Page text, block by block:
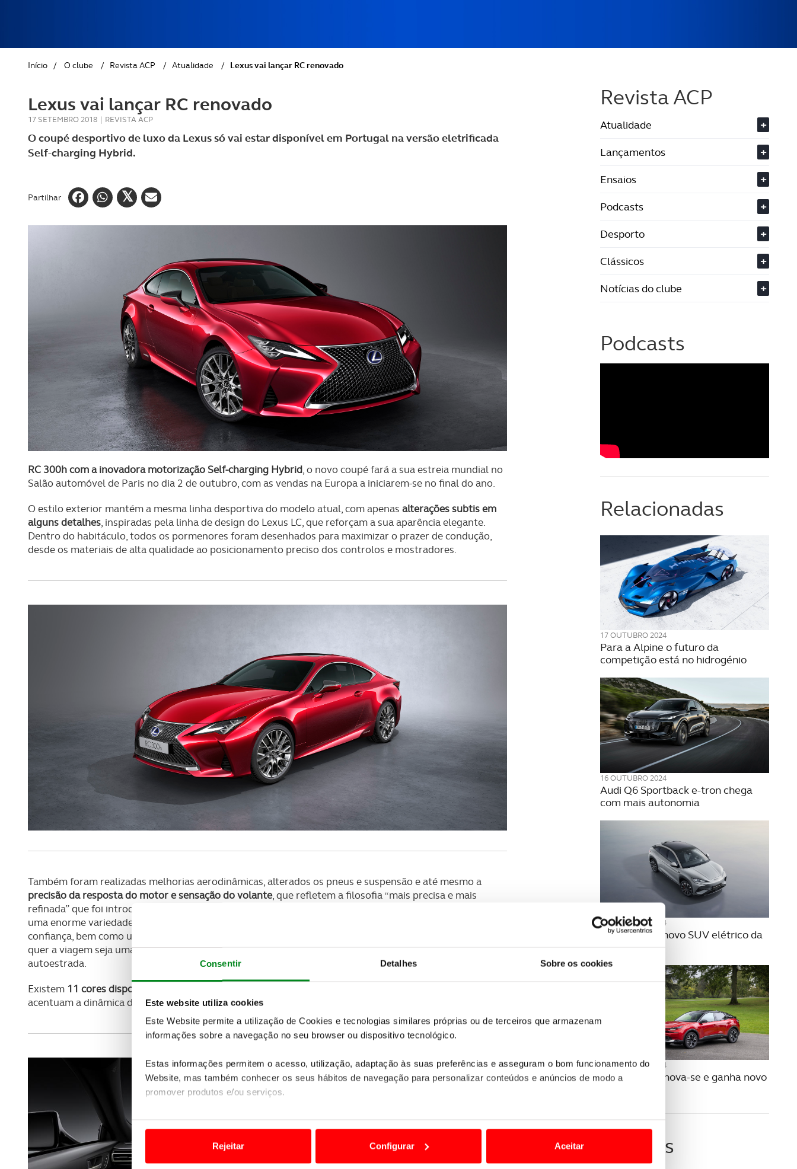
Consentir Detalhes Sobre os cookies
Este website utiliza cookies
Este Website permite a utilização de Cookies e tecnologias similares próprias ou de terceiros que armazenam
informações sobre a navegação no seu browser ou dispositivo tecnológico.
Estas informações permitem o acesso, utilização, adaptação às suas preferências e asseguram o bom funcionamento do
Website, mas também conhecer os seus hábitos de navegação para personalizar conteúdos e anúncios de modo a
promover produtos e/ou serviços.
Usamos cookies para melhorar a sua experiência digital, personalizar conteúdos e anúncios, para lhe proporcionar
Rejeitar Configurar Aceitar
GOLFE
AUTOCARAVANISMO
Início / O clube / Revista ACP / Atualidade / Lexus vai lançar RC renovado
Lexus vai lançar RC renovado
17 SETEMBRO 2018 | REVISTA ACP
O coupé desportivo de luxo da Lexus só vai estar disponível em Portugal na versão eletrificada
Self-charging Hybrid.
Partilhar
RC 300h com a inovadora motorização Self-charging Hybrid, o novo coupé fará a sua estreia mundial no
Salão automóvel de Paris no dia 2 de outubro, com as vendas na Europa a iniciarem-se no final do ano.
O estilo exterior mantém a mesma linha desportiva do modelo atual, com apenas alterações subtis em
alguns detalhes, inspiradas pela linha de design do Lexus LC, que reforçam a sua aparência elegante.
Dentro do habitáculo, todos os pormenores foram desenhados para maximizar o prazer de condução,
desde os materiais de alta qualidade ao posicionamento preciso dos controlos e mostradores.
Também foram realizadas melhorias aerodinâmicas, alterados os pneus e suspensão e até mesmo a
precisão da resposta do motor e sensação do volante, que refletem a filosofia “mais precisa e mais
refinada” que foi introduzida pelo modelo LC. O novo modelo RC está agora mais estável que nunca sob
uma enorme variedade de estradas e pisos. Este facto fornece ao condutor um elevado nível de
confiança, bem como uma tranquilizante e suave condução, que transforma este coupé num GT ideal,
quer a viagem seja uma aventura em estradas sinuosas de montanha ou apenas em trajeto diário em
autoestrada.
Existem 11 cores disponíveis
acentuam a dinâmica deste modelo.
Revista ACP
Atualidade
+
Lançamentos
+
Ensaios
+
Podcasts
+
Desporto
+
Clássicos
+
Notícias do clube
+
Podcasts
Relacionadas
17 OUTUBRO 2024
Para a Alpine o futuro da
competição está no hidrogénio
16 OUTUBRO 2024
Audi Q6 Sportback e-tron chega
com mais autonomia
16 OUTUBRO 2024
Sealion 7 é o novo SUV elétrico da
15 OUTUBRO 2024
Citroën C4 renova-se e ganha novo
Últimas